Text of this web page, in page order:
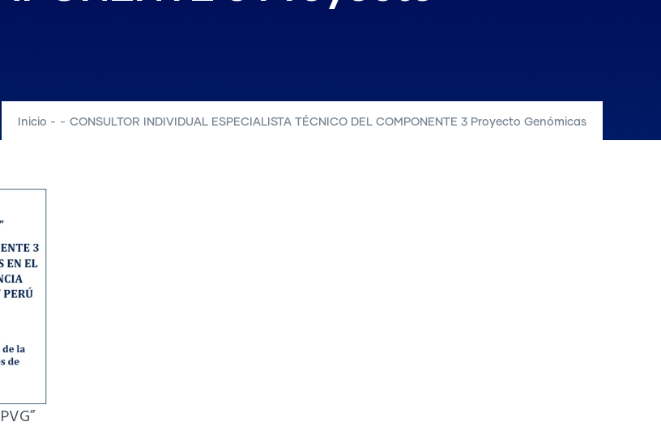
Inicio - - CONSULTOR INDIVIDUAL ESPECIALISTA TÉCNICO DEL COMPONENTE 3 Proyecto Genómicas